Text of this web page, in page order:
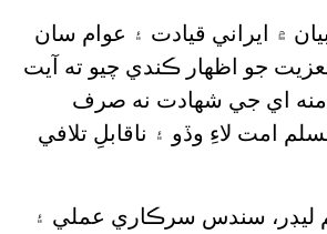
۾ ايراني قيادت ۽ عوام سان
جو اظهار ڪندي چيو ته آيت
اي جي شهادت نه صرف
امت لاءِ وڏو ۽ ناقابلِ تلافي
ليڊر، سندس سرڪاري عملي ۽